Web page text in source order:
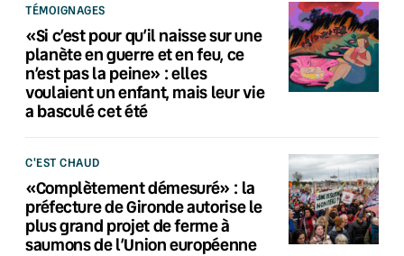
TÉMOIGNAGES
«Si c’est pour qu’il naisse sur une
planète en guerre et en feu, ce
n’est pas la peine» : elles
voulaient un enfant, mais leur vie
a basculé cet été
C'EST CHAUD
«Complètement démesuré» : la
préfecture de Gironde autorise le
plus grand projet de ferme à
saumons de l’Union européenne